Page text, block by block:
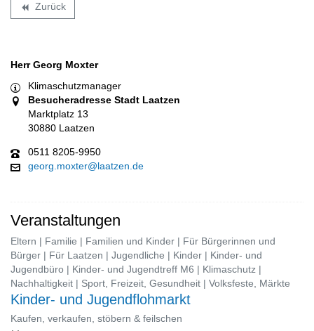
backward Zurück
Herr Georg Moxter
Klimaschutzmanager
Besucheradresse Stadt Laatzen
Marktplatz 13
30880 Laatzen
0511 8205-9950
georg.moxter@laatzen.de
Veranstaltungen
Eltern | Familie | Familien und Kinder | Für Bürgerinnen und
Bürger | Für Laatzen | Jugendliche | Kinder | Kinder- und
Jugendbüro | Kinder- und Jugendtreff M6 | Klimaschutz |
Nachhaltigkeit | Sport, Freizeit, Gesundheit | Volksfeste, Märkte
Kinder- und Jugendflohmarkt
Kaufen, verkaufen, stöbern & feilschen